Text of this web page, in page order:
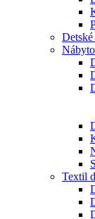
Detské
Textil